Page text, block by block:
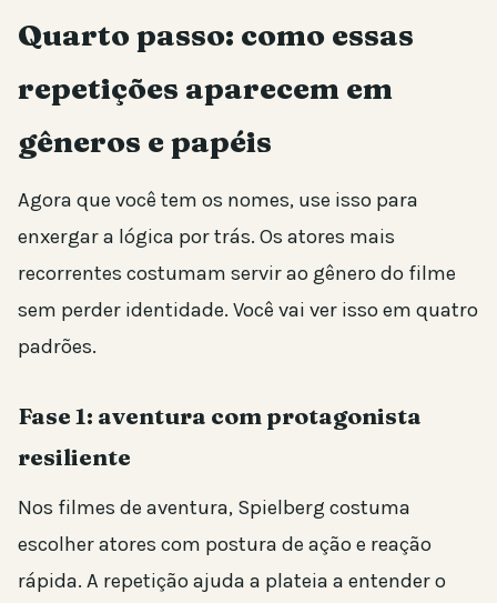
Quarto passo: como essas
repetições aparecem em
gêneros e papéis
Agora que você tem os nomes, use isso para
enxergar a lógica por trás. Os atores mais
recorrentes costumam servir ao gênero do filme
sem perder identidade. Você vai ver isso em quatro
padrões.
Fase 1: aventura com protagonista
resiliente
Nos filmes de aventura, Spielberg costuma
escolher atores com postura de ação e reação
rápida. A repetição ajuda a plateia a entender o